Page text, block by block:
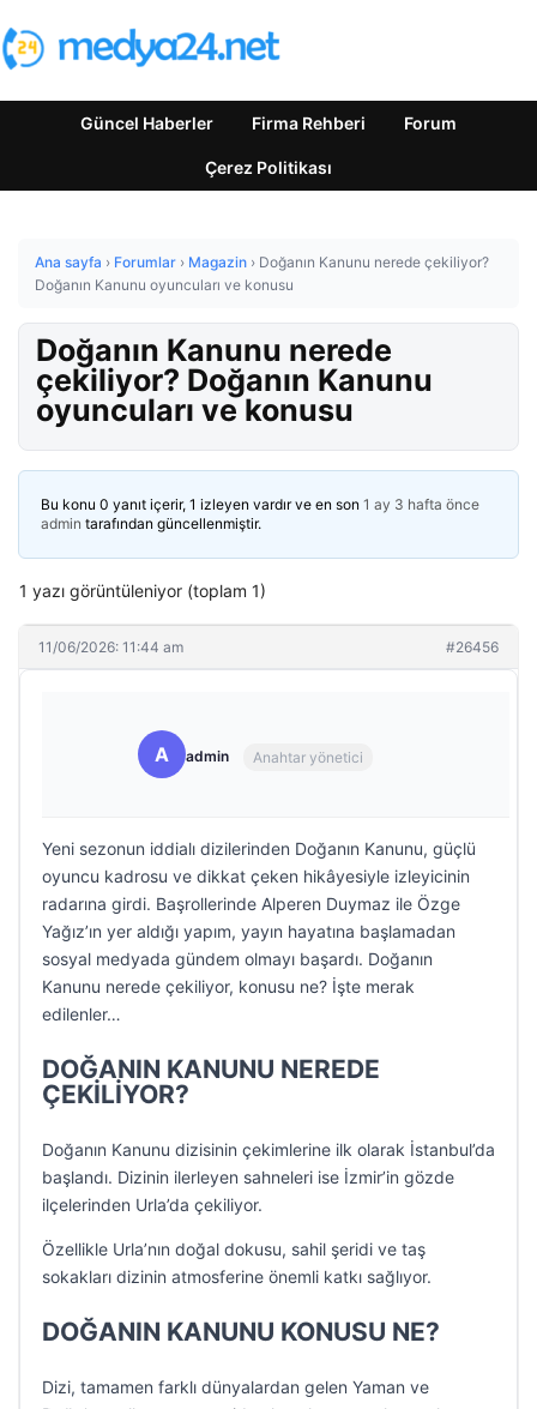
Güncel Haberler Firma Rehberi Forum
Çerez Politikası
Ana sayfa › Forumlar › Magazin › Doğanın Kanunu nerede çekiliyor?
Doğanın Kanunu oyuncuları ve konusu
Doğanın Kanunu nerede
çekiliyor? Doğanın Kanunu
oyuncuları ve konusu
Bu konu 0 yanıt içerir, 1 izleyen vardır ve en son 1 ay 3 hafta önce
admin tarafından güncellenmiştir.
1 yazı görüntüleniyor (toplam 1)
11/06/2026: 11:44 am #26456
A admin Anahtar yönetici
Yeni sezonun iddialı dizilerinden Doğanın Kanunu, güçlü
oyuncu kadrosu ve dikkat çeken hikâyesiyle izleyicinin
radarına girdi. Başrollerinde Alperen Duymaz ile Özge
Yağız’ın yer aldığı yapım, yayın hayatına başlamadan
sosyal medyada gündem olmayı başardı. Doğanın
Kanunu nerede çekiliyor, konusu ne? İşte merak
edilenler…
DOĞANIN KANUNU NEREDE
ÇEKİLİYOR?
Doğanın Kanunu dizisinin çekimlerine ilk olarak İstanbul’da
başlandı. Dizinin ilerleyen sahneleri ise İzmir’in gözde
ilçelerinden Urla’da çekiliyor.
Özellikle Urla’nın doğal dokusu, sahil şeridi ve taş
sokakları dizinin atmosferine önemli katkı sağlıyor.
DOĞANIN KANUNU KONUSU NE?
Dizi, tamamen farklı dünyalardan gelen Yaman ve